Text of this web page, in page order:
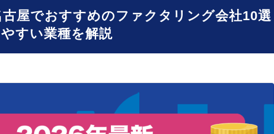
古屋でおすすめのファクタリング会社10
すい業種を解説